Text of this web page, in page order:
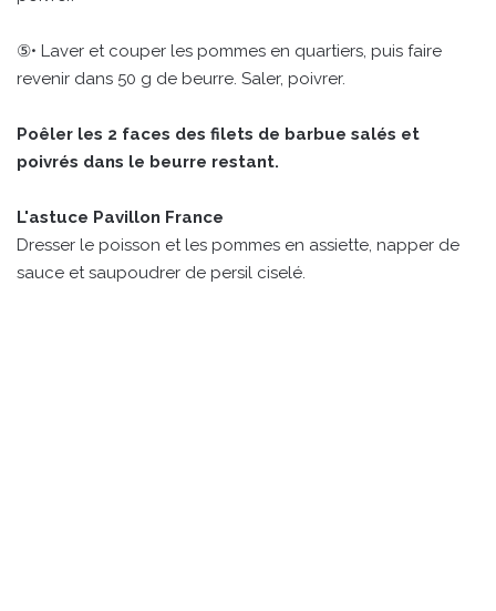
⑤• Laver et couper les pommes en quartiers, puis faire
revenir dans 50 g de beurre. Saler, poivrer.
Poêler les 2 faces des filets de barbue salés et
poivrés dans le beurre restant.
L'astuce Pavillon France
Dresser le poisson et les pommes en assiette, napper de
sauce et saupoudrer de persil ciselé.